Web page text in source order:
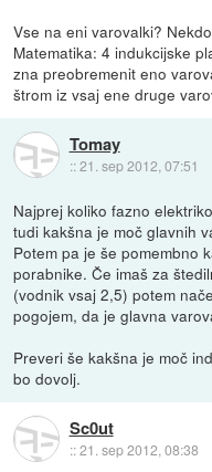
Vse na eni varovalki?
Matematika: 4 indukcijske
zna preobremenit eno
štrom iz vsaj ene druge
Tomay
::21. sep 2012, 07:51
Najprej koliko fazno
tudi kakšna je moč glavnih
Potem pa je še pomembno
porabnike. Če imaš za
(vodnik vsaj 2,5) potem
pogojem, da je glavna
Preveri še kakšna je moč
bo dovolj.
Sc0ut
::21. sep 2012, 08:38